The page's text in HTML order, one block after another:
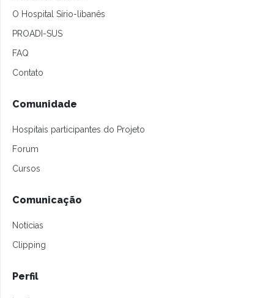
O Hospital Sírio-libanês
PROADI-SUS
FAQ
Contato
Comunidade
Hospitais participantes do Projeto
Forum
Cursos
Comunicação
Notícias
Clipping
Perfil